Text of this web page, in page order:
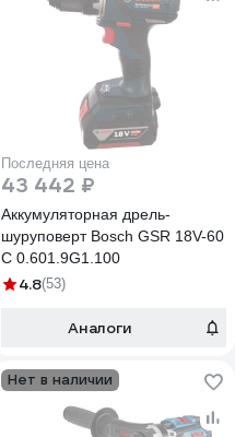
Последняя цена
43 442 ₽
Аккумуляторная дрель-
шуруповерт Bosch GSR 18V-60
C 0.601.9G1.100
4.8(53)
Аналоги
Нет в наличии